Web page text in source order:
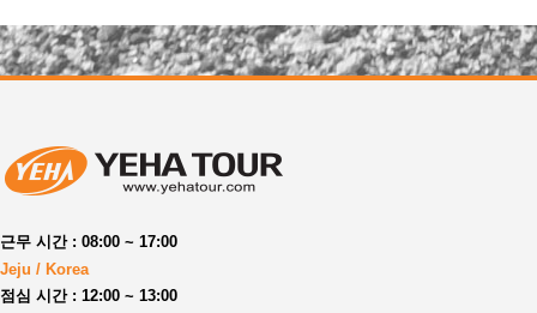
근무 시간 : 08:00 ~ 17:00
Jeju / Korea
점심 시간 : 12:00 ~ 13:00